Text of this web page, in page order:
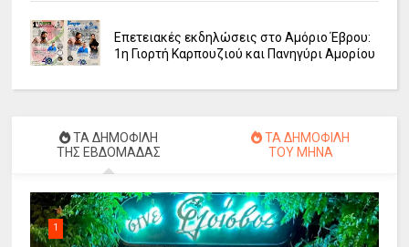
Επετειακές εκδηλώσεις στο Αμόριο Έβρου:
1η Γιορτή Καρπουζιού και Πανηγύρι Αμορίου
ΤΑ ΔΗΜΟΦΙΛΗ
ΤΗΣ ΕΒΔΟΜΑΔΑΣ
ΤΑ ΔΗΜΟΦΙΛΗ
ΤΟΥ ΜΗΝΑ
1